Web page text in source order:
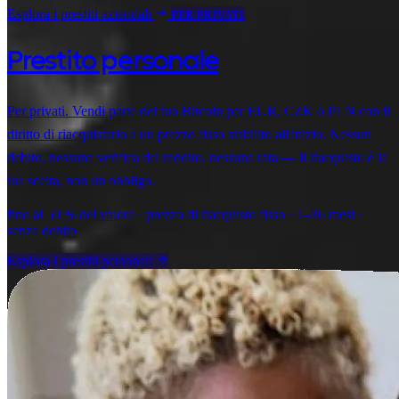
Esplora i prestiti aziendali PER PRIVATI
Prestito personale
Per privati. Vendi parte del tuo Bitcoin per EUR, CZK o PLN con il
diritto di riacquistarlo a un prezzo fisso stabilito all'inizio. Nessun
debito, nessuna verifica del reddito, nessuna rata — il riacquisto è la
tua scelta, non un obbligo.
fino al 50 % del valore · prezzo di riacquisto fisso · 1–36 mesi ·
senza debito
Esplora i prestiti personali